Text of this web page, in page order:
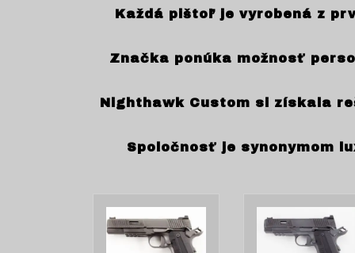
Každá pištoľ je vyrobená z
Značka ponúka možnosť
Nighthawk Custom si získala
Spoločnosť je synonymom